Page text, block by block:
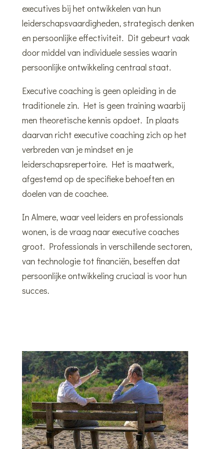
executives bij het ontwikkelen van hun
leiderschapsvaardigheden, strategisch denken
en persoonlijke effectiviteit. Dit gebeurt vaak
door middel van individuele sessies waarin
persoonlijke ontwikkeling centraal staat.
Executive coaching is geen opleiding in de
traditionele zin. Het is geen training waarbij
men theoretische kennis opdoet. In plaats
daarvan richt executive coaching zich op het
verbreden van je mindset en je
leiderschapsrepertoire. Het is maatwerk,
afgestemd op de specifieke behoeften en
doelen van de coachee.
In Almere, waar veel leiders en professionals
wonen, is de vraag naar executive coaches
groot. Professionals in verschillende sectoren,
van technologie tot financiën, beseffen dat
persoonlijke ontwikkeling cruciaal is voor hun
succes.